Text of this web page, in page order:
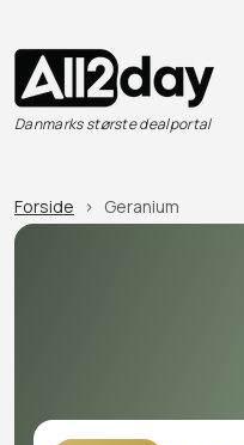
Danmarks største dealportal
Forside Geranium